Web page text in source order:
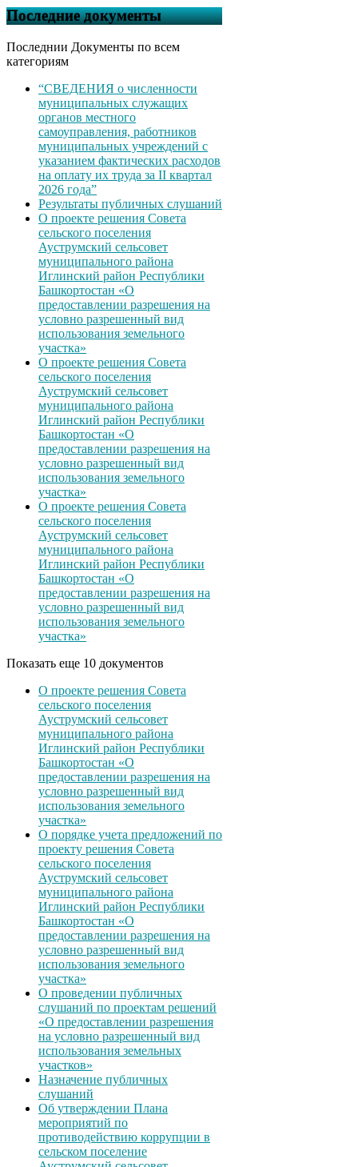
Последние документы
Последнии Документы по всем
категориям
“СВЕДЕНИЯ о численности
муниципальных служащих
органов местного
самоуправления, работников
муниципальных учреждений с
указанием фактических расходов
на оплату их труда за II квартал
2026 года”
Результаты публичных слушаний
О проекте решения Совета
сельского поселения
Ауструмский сельсовет
муниципального района
Иглинский район Республики
Башкортостан «О
предоставлении разрешения на
условно разрешенный вид
использования земельного
участка»
О проекте решения Совета
сельского поселения
Ауструмский сельсовет
муниципального района
Иглинский район Республики
Башкортостан «О
предоставлении разрешения на
условно разрешенный вид
использования земельного
участка»
О проекте решения Совета
сельского поселения
Ауструмский сельсовет
муниципального района
Иглинский район Республики
Башкортостан «О
предоставлении разрешения на
условно разрешенный вид
использования земельного
участка»
Показать еще 10 документов
О проекте решения Совета
сельского поселения
Ауструмский сельсовет
муниципального района
Иглинский район Республики
Башкортостан «О
предоставлении разрешения на
условно разрешенный вид
использования земельного
участка»
О порядке учета предложений по
проекту решения Совета
сельского поселения
Ауструмский сельсовет
муниципального района
Иглинский район Республики
Башкортостан «О
предоставлении разрешения на
условно разрешенный вид
использования земельного
участка»
О проведении публичных
слушаний по проектам решений
«О предоставлении разрешения
на условно разрешенный вид
использования земельных
участков»
Назначение публичных
слушаний
Об утверждении Плана
мероприятий по
противодействию коррупции в
сельском поселение